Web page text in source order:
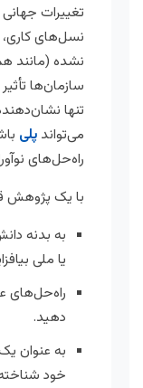
تغییرات
نسل‌های
نشده (مانند
سازمان‌ها
تنها
می‌تواند پلی
راه‌حل‌های
با یک پژوهش
به بدنه
یا ملی
راه‌حل‌های
دهید.
به عنوان
خود